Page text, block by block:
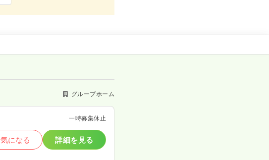
グループホーム
一時募集休止
気になる 詳細を見る